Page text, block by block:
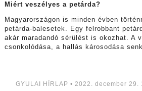
Miért veszélyes a petárda?
Magyarországon is minden évben
petárda-balesetek. Egy felrobbant
akár maradandó sérülést is okozhat. A
csonkolódása, a hallás károsodása
GYULAI HÍRLAP • 2022. december 29.